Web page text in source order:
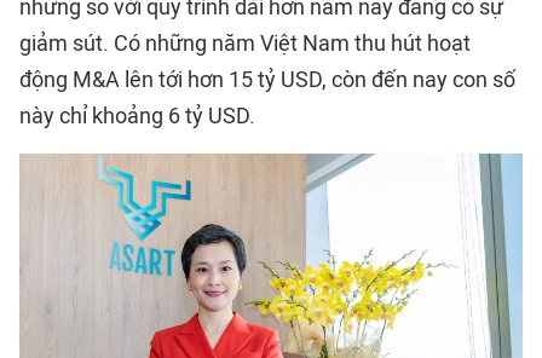
nhưng so với quy trình dài hơn năm nay đang có sự
giảm sút. Có những năm Việt Nam thu hút hoạt
động M&A lên tới hơn 15 tỷ USD, còn đến nay con số
này chỉ khoảng 6 tỷ USD.